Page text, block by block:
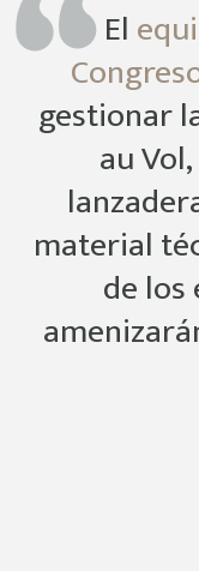
El
gestionar
au
material
de los